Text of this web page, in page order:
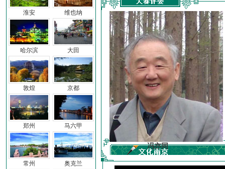
淮安
哈尔滨
敦煌
郑州
常州
维也纳
大田
京都
马六甲
奥克兰
子 冯亦同